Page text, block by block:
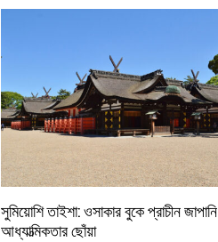
সুমিয়োশি তাইশা: ওসাকার বুকে প্রাচীন জাপানি
আধ্যাত্মিকতার ছোঁয়া